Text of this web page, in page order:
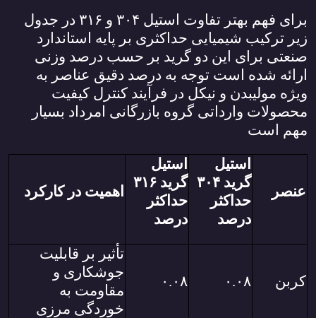
برای فهم بهتر تفاوت استیل ۳۰۴ و ۳۱۶ در جدول
زیر ترکیب شیمیایی حداکثری بر پایه استاندارد
صنعتی برای این دو گرید بر حسب درصد وزنی
ارائه شده است توجه به درصد دقیق عناصر به
ویژه مولیبدن و نیکل در فرآیند کنترل کیفیت
محصولات وارداتی گروه بازرگانی امرداد بسیار
مهم است
عنصر
استیل
گرید ۳۰۴
حداکثر
درصد
استیل
گرید ۳۱۶
حداکثر
درصد
اهمیت در کارکرد
کربن ۰.۰۸ ۰.۰۸
تأثیر بر قابلیت
جوشکاری و
مقاومت به
خوردگی مرزی